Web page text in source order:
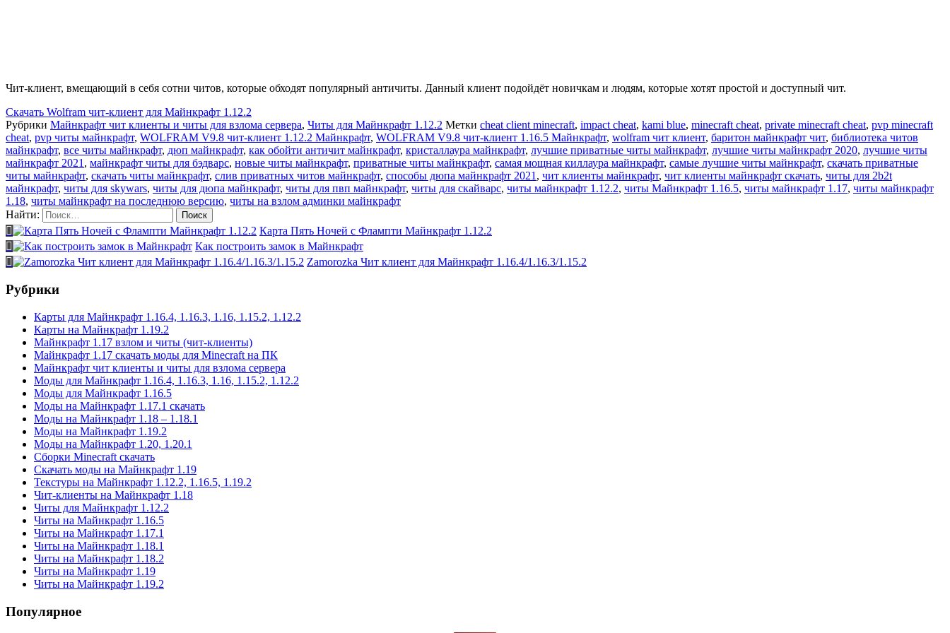
Чит-клиент, вмещающий в себя сотни читов, которые обходят популярный античиты. Данный клиент подойдёт новичкам и людям, которые хотят простой и доступный чит.
Скачать Wolfram чит-клиент для Майнкрафт 1.12.2
Рубрики Майнкрафт чит клиенты и читы для взлома сервера, Читы для Майнкрафт 1.12.2 Метки cheat client minecraft, impact cheat, kami blue, minecraft cheat, private minecraft cheat, pvp minecraft
cheat, pvp читы майнкрафт, WOLFRAM V9.8 чит-клиент 1.12.2 Майнкрафт, WOLFRAM V9.8 чит-клиент 1.16.5 Майнкрафт, wolfram чит клиент, баритон майнкрафт чит, библиотека читов
майнкрафт, все читы майнкрафт, дюп майнкрафт, как обойти античит майнкрафт, кристаллаура майнкрафт, лучшие приватные читы майнкрафт, лучшие читы майнкрафт 2020, лучшие читы
майнкрафт 2021 , майнкрафт читы для бэдварс, новые читы майнкрафт, приватные читы майнкрафт, самая мощная киллаура майнкрафт, самые лучшие читы майнкрафт, скачать приватные
читы майнкрафт, скачать читы майнкрафт, слив приватных читов майнкрафт, способы дюпа майнкрафт 2021 , чит клиенты майнкрафт, чит клиенты майнкрафт скачать, читы для 2b2t
майнкрафт, читы для skywars, читы для дюпа майнкрафт, читы для пвп майнкрафт, читы для скайварс, читы майнкрафт 1.12.2, читы Майнкрафт 1.16.5, читы майнкрафт 1.17, читы майнкрафт
1.18, читы майнкрафт на последнюю версию, читы на взлом админки майнкрафт
Найти:
Карта Пять Ночей с Флампти Майнкрафт 1.12.2
Как построить замок в Майнкрафт
Zamorozka Чит клиент для Майнкрафт 1.16.4/1.16.3/1.15.2
Рубрики
Карты для Майнкрафт 1.16.4, 1.16.3, 1.16, 1.15.2, 1.12.2
Карты на Майнкрафт 1.19.2
Майнкрафт 1.17 взлом и читы (чит-клиенты)
Майнкрафт 1.17 скачать моды для Minecraft на ПК
Майнкрафт чит клиенты и читы для взлома сервера
Моды для Майнкрафт 1.16.4, 1.16.3, 1.16, 1.15.2, 1.12.2
Моды для Майнкрафт 1.16.5
Моды на Майнкрафт 1.17.1 скачать
Моды на Майнкрафт 1.18 – 1.18.1
Моды на Майнкрафт 1.19.2
Моды на Майнкрафт 1.20, 1.20.1
Сборки Minecraft скачать
Скачать моды на Майнкрафт 1.19
Текстуры на Майнкрафт 1.12.2, 1.16.5, 1.19.2
Чит-клиенты на Майнкрафт 1.18
Читы для Майнкрафт 1.12.2
Читы на Майнкрафт 1.16.5
Читы на Майнкрафт 1.17.1
Читы на Майнкрафт 1.18.1
Читы на Майнкрафт 1.18.2
Читы на Майнкрафт 1.19
Читы на Майнкрафт 1.19.2
Популярное